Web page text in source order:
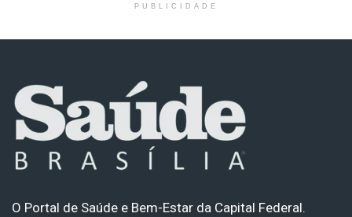
PUBLICIDADE
O Portal de Saúde e Bem-Estar da Capital Federal.